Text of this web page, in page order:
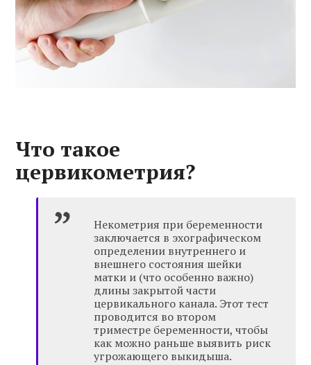
Что такое
цервикометрия?
Некометрия при беременности
заключается в эхографическом
определении внутреннего и
внешнего состояния шейки
матки и (что особенно важно)
длины закрытой части
цервикального канала. Этот тест
проводится во втором
триместре беременности, чтобы
как можно раньше выявить риск
угрожающего выкидыша.